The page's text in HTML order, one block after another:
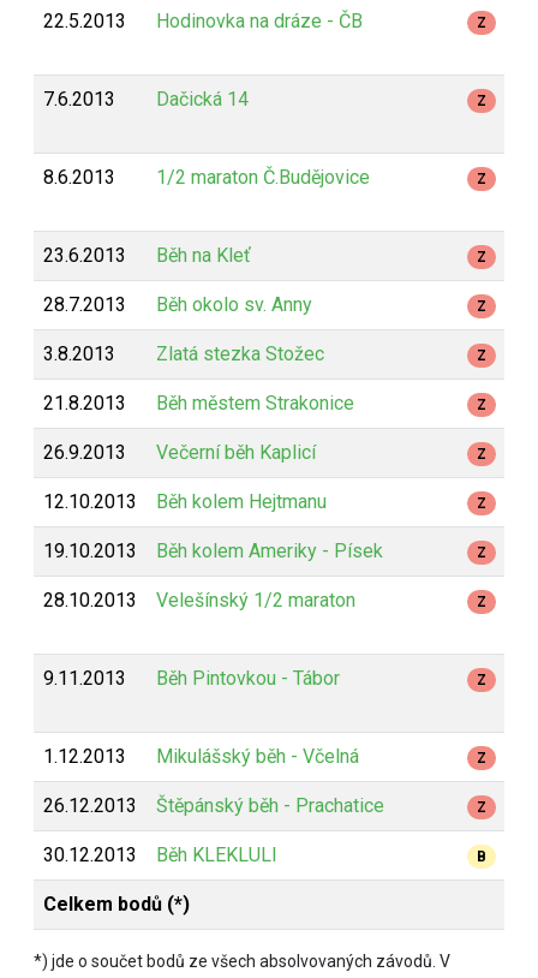
22.5.2013 Hodinovka na dráze - ČB Z
7.6.2013 Dačická 14 Z
8.6.2013 1/2 maraton Č.Budějovice Z
23.6.2013 Běh na Kleť Z
28.7.2013 Běh okolo sv. Anny Z
3.8.2013 Zlatá stezka Stožec Z
21.8.2013 Běh městem Strakonice Z
26.9.2013 Večerní běh Kaplicí Z
12.10.2013 Běh kolem Hejtmanu Z
19.10.2013 Běh kolem Ameriky - Písek Z
28.10.2013 Velešínský 1/2 maraton Z
9.11.2013 Běh Pintovkou - Tábor Z
1.12.2013 Mikulášský běh - Včelná Z
26.12.2013 Štěpánský běh - Prachatice Z
30.12.2013 Běh KLEKLULI B
Celkem bodů (*)
*) jde o součet bodů ze všech absolvovaných závodů. V